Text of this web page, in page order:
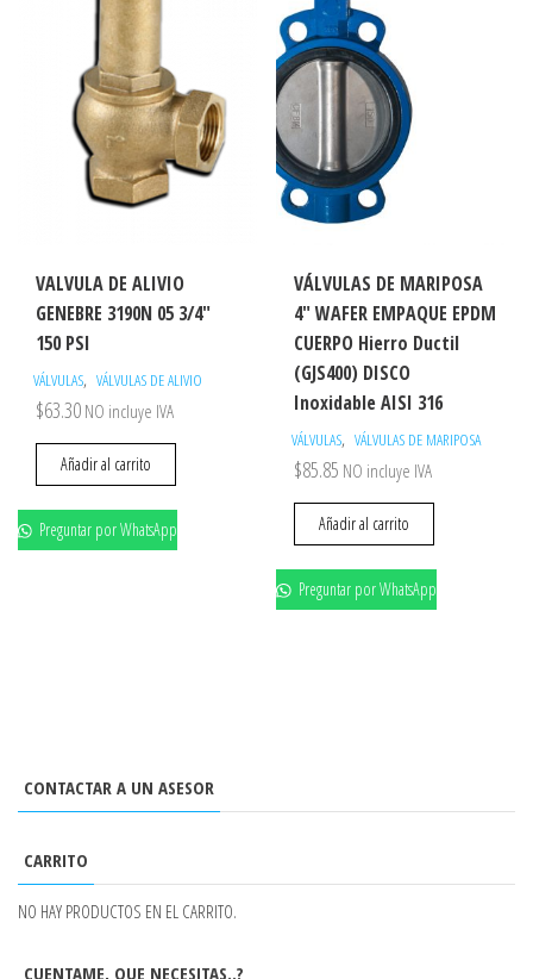
VALVULA DE ALIVIO
GENEBRE 3190N 05 3/4″
150 PSI
VÁLVULAS, VÁLVULAS DE ALIVIO
$63.30 NO incluye IVA
Añadir al carrito
Preguntar por WhatsApp
VÁLVULAS DE MARIPOSA
4″ WAFER EMPAQUE EPDM
CUERPO Hierro Ductil
(GJS400) DISCO
Inoxidable AISI 316
VÁLVULAS, VÁLVULAS DE MARIPOSA
$85.85 NO incluye IVA
Añadir al carrito
Preguntar por WhatsApp
CONTACTAR A UN ASESOR
CARRITO
NO HAY PRODUCTOS EN EL CARRITO.
CUENTAME, QUE NECESITAS..?